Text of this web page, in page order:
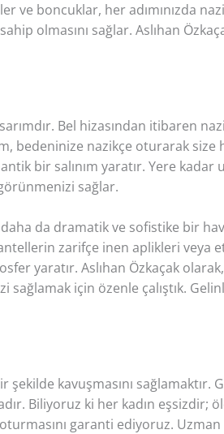
boncuklar, her adımınızda
olmasını sağlar. Aslıhan
Bel hizasından itibaren
bedeninize nazikçe oturarak size
bir salınım yaratır. Yere
sağlar.
da dramatik ve sofistike bir
zarifçe inen aplikleri
yaratır. Aslıhan Özkaçak olarak,
için özenle çalıştık.
kavuşmasını
Biliyoruz ki her kadın eşsizdir;
garanti ediyoruz.